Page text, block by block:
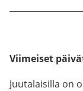
Viimeiset
Juutalaisilla on